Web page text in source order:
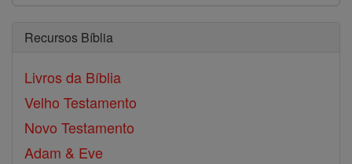
Recursos Bíblia
Livros da Bíblia
Velho Testamento
Novo Testamento
Adam & Eve